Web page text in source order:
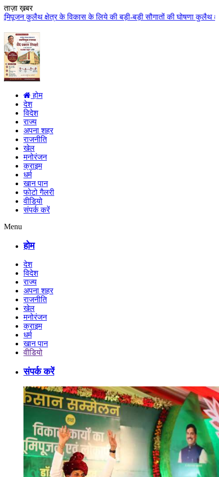
ताज़ा ख़बर
के लिये की बड़ी-बड़ी सौगातों की घोषणा कुलैथ क्षेत्र की जनता ने
होम
देश
विदेश
राज्य
अपना शहर
राजनीति
खेल
मनोरंजन
क्राइम
धर्म
खान पान
फोटो गैलरी
वीडियो
संपर्क करें
Menu
होम
देश
विदेश
राज्य
अपना शहर
राजनीति
खेल
मनोरंजन
क्राइम
धर्म
खान पान
वीडियो
संपर्क करें